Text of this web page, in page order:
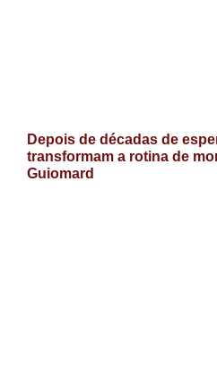
Depois de décadas de
transformam a rotina de
Guiomard